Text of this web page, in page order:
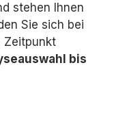
stehen Ihnen
Sie sich bei
Zeitpunkt
bis